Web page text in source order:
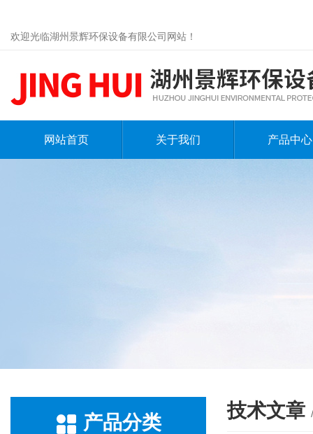
欢迎光临湖州景辉环保设备有限公司网站！
网站首页 关于我们 产品中心
产品分类
技术文章